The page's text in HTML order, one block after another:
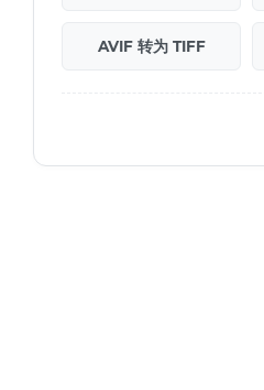
AVIF 转为 TIFF